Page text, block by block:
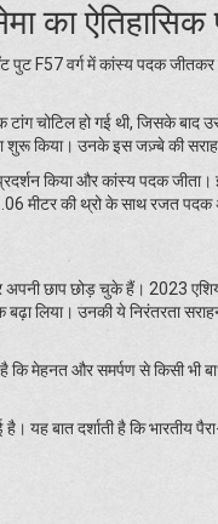
का ऐतिहासिक
पुट F57 वर्ग में कांस्य पदक
चोटिल हो गई थी, जिसके बाद
शुरू किया। उनके इस जज़्बे की
किया और कांस्य पदक जीता।
मीटर की थ्रो के साथ रजत पदक
अपनी छाप छोड़ चुके हैं। 2023
लिया। उनकी ये निरंतरता
मेहनत और समर्पण से किसी भी
बात दर्शाती है कि भारतीय